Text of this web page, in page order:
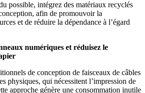
possible, intégrez des matériaux recyclés
afin de promouvoir la
et de réduire la dépendance à l’égard
numériques et réduisez le
de conception de faisceaux de câbles
physiques, qui nécessitent l’impression de
approche génère une consommation inutile